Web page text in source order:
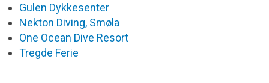
Gulen Dykkesenter
Nekton Diving, Smøla
One Ocean Dive Resort
Tregde Ferie